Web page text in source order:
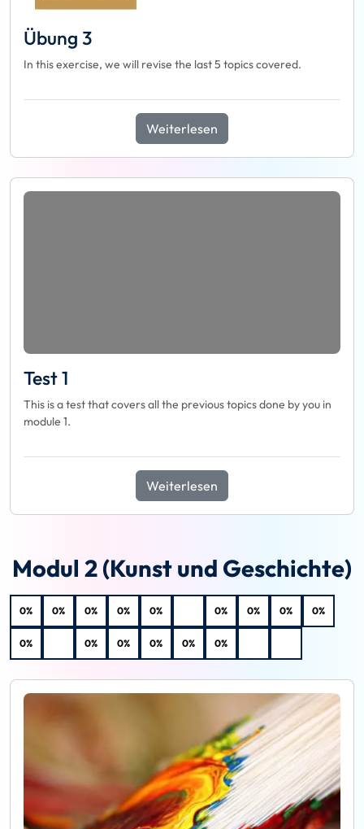
Übung 3
In this exercise, we will revise the last 5 topics covered.
Weiterlesen
Test 1
This is a test that covers all the previous topics done by you in
module 1.
Weiterlesen
Modul 2 (Kunst und Geschichte)
0% 0% 0% 0% 0% 0% 0% 0% 0%
0% 0% 0% 0% 0% 0%